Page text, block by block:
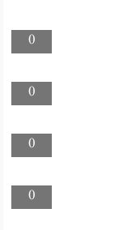
0
0
0
0